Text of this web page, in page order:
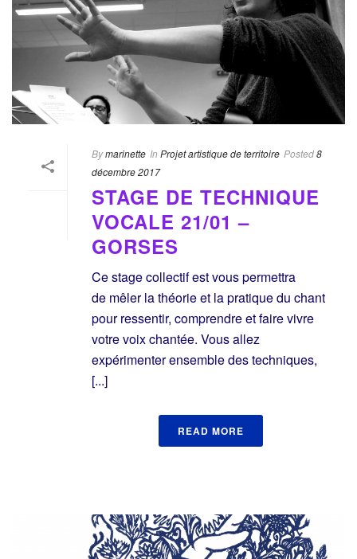
Bymarinette In Projet artistique de territoire Posted8
décembre 2017
STAGE DE TECHNIQUE
VOCALE 21/01 –
GORSES
Ce stage collectif est vous permettra
de mêler la théorie et la pratique du chant
pour ressentir, comprendre et faire vivre
votre voix chantée. Vous allez
expérimenter ensemble des techniques,
[...]
READ MORE